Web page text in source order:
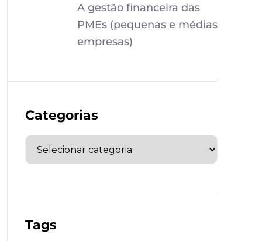
A gestão financeira das
PMEs (pequenas e médias
empresas)
Categorias
Tags